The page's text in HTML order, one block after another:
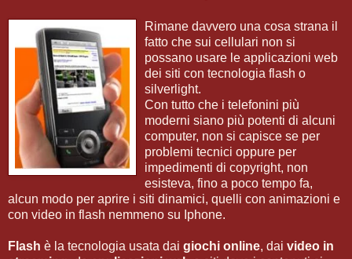
Rimane davvero una cosa strana il
fatto che sui cellulari non si
possano usare le applicazioni web
dei siti con tecnologia flash o
silverlight.
Con tutto che i telefonini più
moderni siano più potenti di alcuni
computer, non si capisce se per
problemi tecnici oppure per
impedimenti di copyright, non
esisteva, fino a poco tempo fa,
alcun modo per aprire i siti dinamici, quelli con animazioni e
con video in flash nemmeno su Iphone.
Flash è la tecnologia usata dai giochi online, dai video in